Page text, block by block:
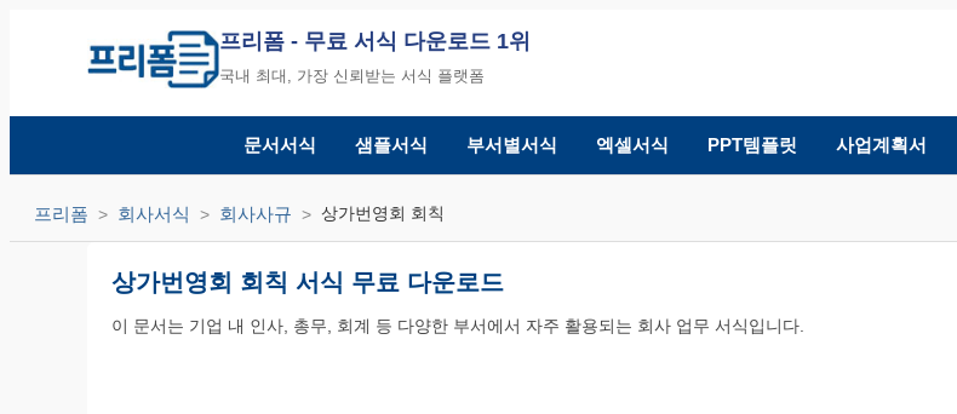
프리폼 - 무료 서식 다운로드 1위
국내 최대, 가장 신뢰받는 서식 플랫폼
문서서식 샘플서식 부서별서식 엑셀서식 PPT템플릿 사업계획서
프리폼 회사서식 회사사규 상가번영회 회칙
상가번영회 회칙 서식 무료 다운로드
이 문서는 기업 내 인사, 총무, 회계 등 다양한 부서에서 자주 활용되는 회사 업무 서식입니다.